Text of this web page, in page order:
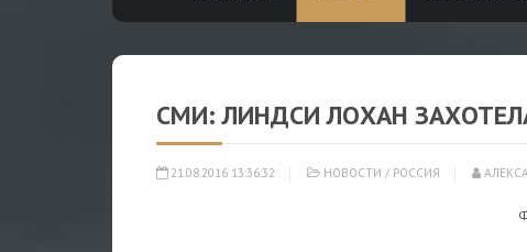
СМИ: ЛИНДСИ ЛОХАН
21.08.2016 13:36:32 НОВОСТИ / РОССИЯ